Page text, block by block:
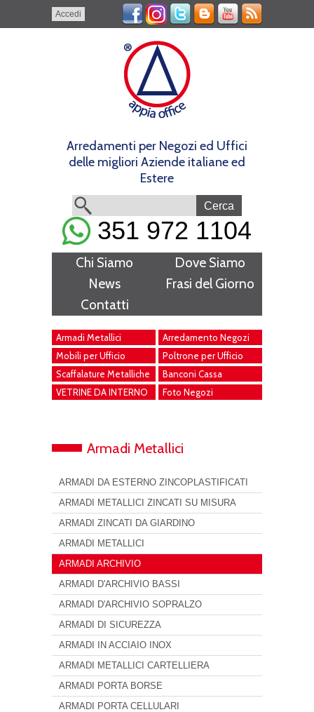
Accedi
Arredamenti per Negozi ed Uffici
delle migliori Aziende italiane ed
Estere
351 972 1104
Chi Siamo
Dove Siamo
News
Frasi del Giorno
Contatti
Armadi Metallici
Arredamento Negozi
Mobili per Ufficio
Poltrone per Ufficio
Scaffalature Metalliche
Banconi Cassa
VETRINE DA INTERNO
Foto Negozi
Armadi Metallici
ARMADI DA ESTERNO ZINCOPLASTIFICATI
ARMADI METALLICI ZINCATI SU MISURA
ARMADI ZINCATI DA GIARDINO
ARMADI METALLICI
ARMADI ARCHIVIO
ARMADI D'ARCHIVIO BASSI
ARMADI D'ARCHIVIO SOPRALZO
ARMADI DI SICUREZZA
ARMADI IN ACCIAIO INOX
ARMADI METALLICI CARTELLIERA
ARMADI PORTA BORSE
ARMADI PORTA CELLULARI